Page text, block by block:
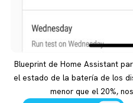
Blueprint de Home Assistant
el estado de la batería de los
menor que el 20%,